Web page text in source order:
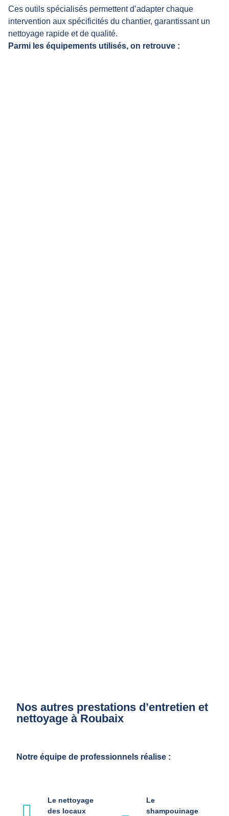
Ces outils spécialisés permettent d’adapter chaque
intervention aux spécificités du chantier, garantissant un
nettoyage rapide et de qualité.
Parmi les équipements utilisés, on retrouve :
Nos autres prestations d’entretien et
nettoyage à Roubaix
Notre équipe de professionnels réalise :
Le nettoyage
des locaux
Le
shampouinage